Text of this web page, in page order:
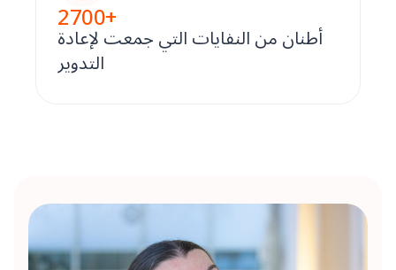
2700+
أطنان من النفايات التي جمعت لإعادة
التدوير